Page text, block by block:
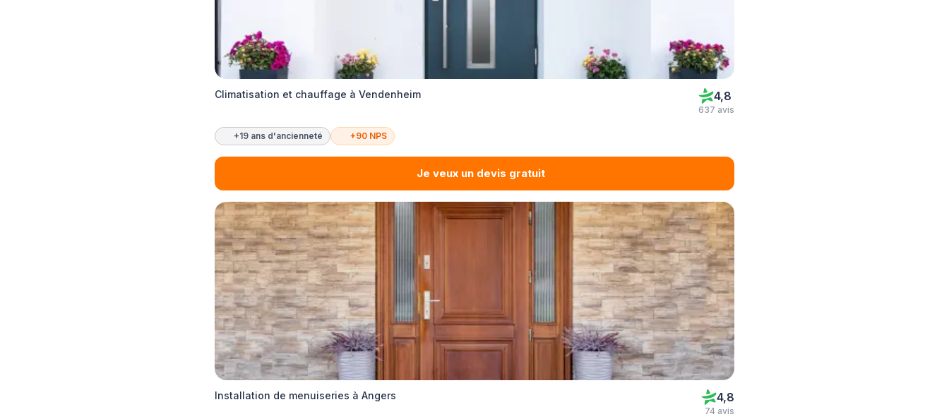
Climatisation et chauffage à Vendenheim 4,8
637 avis
+19 ans d'ancienneté +90 NPS
Je veux un devis gratuit
Installation de menuiseries à Angers 4,8
74 avis